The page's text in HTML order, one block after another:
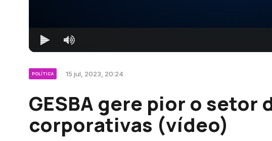
POLÍTICA 15 jul, 2023, 20:24
GESBA gere pior o setor
corporativas (vídeo)